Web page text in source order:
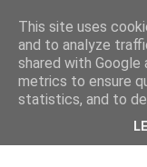
This site uses
and to analyze
shared with
metrics to ensure
statistics, and to